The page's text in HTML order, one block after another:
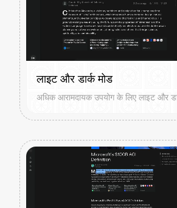
लाइट और डार्क मोड
अधिक आरामदायक उपयोग के लिए लाइट और